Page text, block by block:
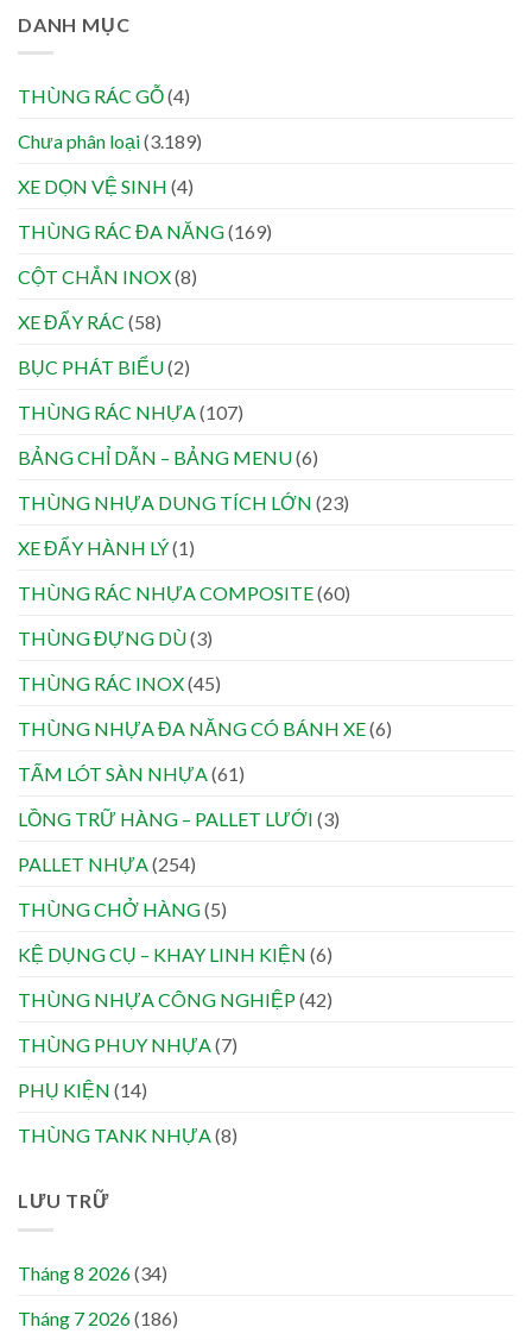
DANH MỤC
THÙNG RÁC GỖ(4)
Chưa phân loại(3.189)
XE DỌN VỆ SINH (4)
THÙNG RÁC ĐA NĂNG(169)
CỘT CHẮN INOX(8)
XE ĐẨY RÁC (58)
BỤC PHÁT BIỂU(2)
THÙNG RÁC NHỰA(107)
BẢNG CHỈ DẪN – BẢNG MENU(6)
THÙNG NHỰA DUNG TÍCH LỚN (23)
XE ĐẨY HÀNH LÝ(1)
THÙNG RÁC NHỰA COMPOSITE(60)
THÙNG ĐỰNG DÙ(3)
THÙNG RÁC INOX(45)
THÙNG NHỰA ĐA NĂNG CÓ BÁNH XE(6)
TẤM LÓT SÀN NHỰA(61)
LỒNG TRỮ HÀNG – PALLET LƯỚI (3)
PALLET NHỰA(254)
THÙNG CHỞ HÀNG(5)
KỆ DỤNG CỤ – KHAY LINH KIỆN (6)
THÙNG NHỰA CÔNG NGHIỆP(42)
THÙNG PHUY NHỰA(7)
PHỤ KIỆN (14)
THÙNG TANK NHỰA(8)
LƯU TRỮ
Tháng 8 2026(34)
Tháng 7 2026(186)